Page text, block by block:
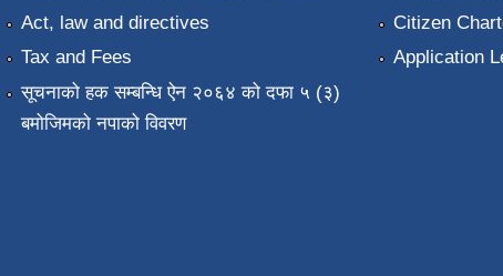
Act, law and directives
Tax and Fees
सूचनाको हक सम्बन्धि ऐन २०६४ को दफा ५ (३)
बमोजिमको नपाको विवरण
Citizen
Application